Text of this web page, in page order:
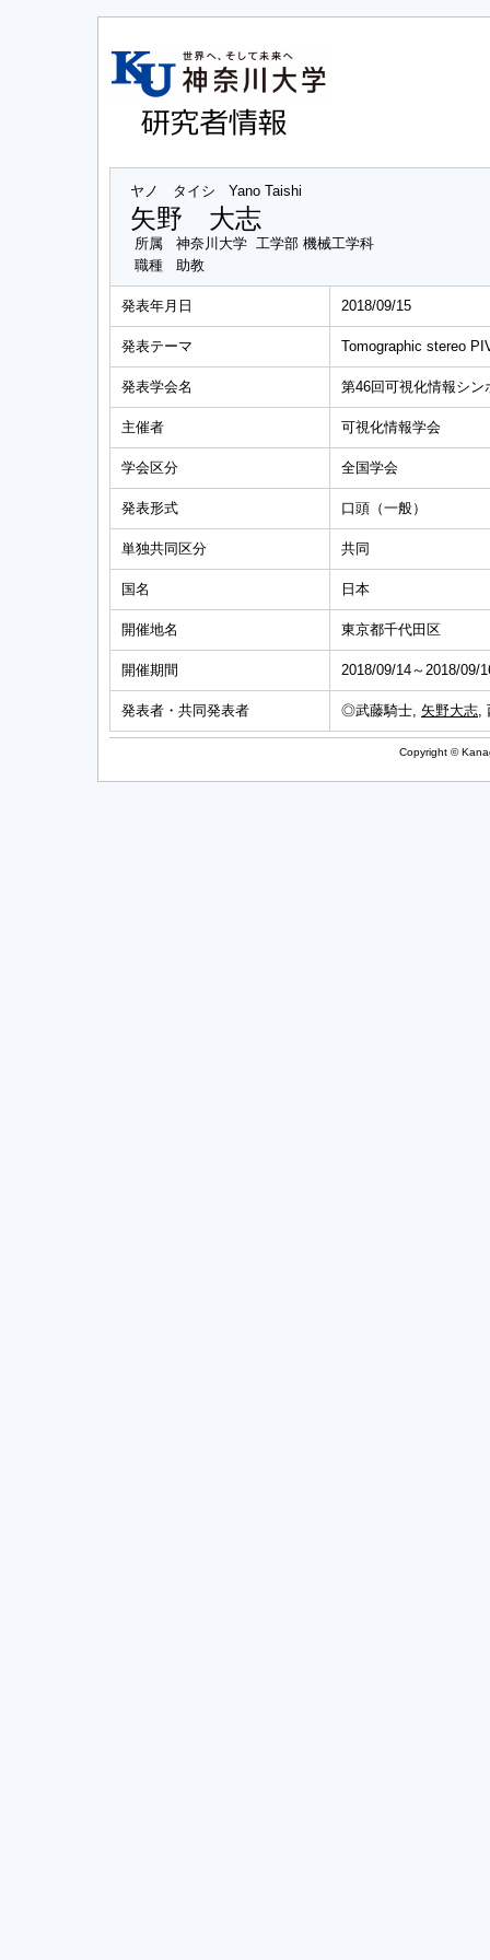
ヤノ タイシ Yano Taishi
矢野 大志
所属
神奈川大学 工学部 機械工学科
職種
助教
発表年月日 2018/09/15
発表テーマ Tomographic stereo
発表学会名 第46回可視化情報シン
主催者 可視化情報学会
学会区分 全国学会
発表形式 口頭（一般）
単独共同区分 共同
国名 日本
開催地名 東京都千代田区
開催期間 2018/09/14～2018/09/
発表者・共同発表者 ◎武藤騎士, 矢野大志,
Copyright ©